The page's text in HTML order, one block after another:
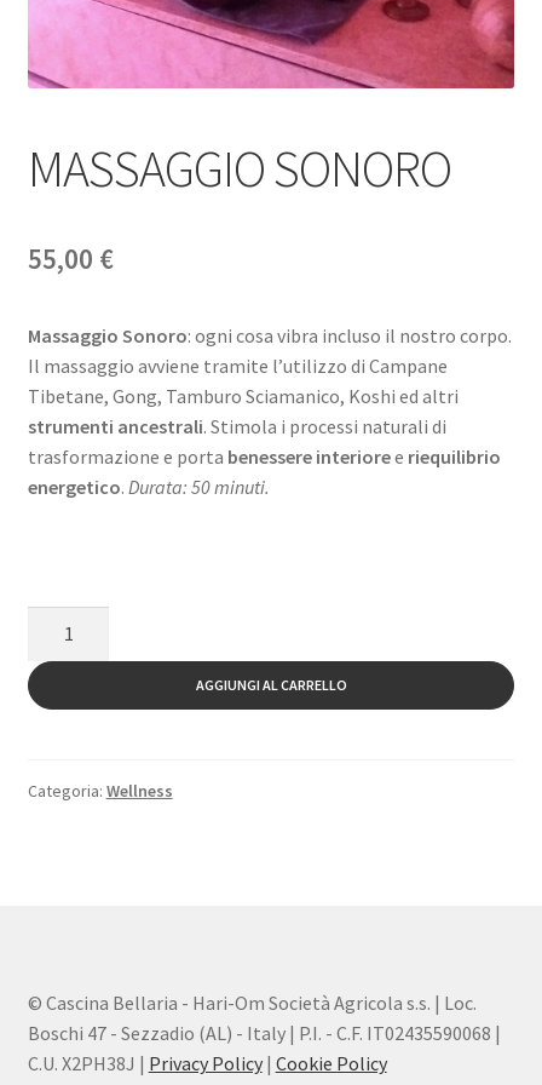
MASSAGGIO SONORO
55,00 €
Massaggio Sonoro: ogni cosa vibra incluso il nostro corpo.
Il massaggio avviene tramite l’utilizzo di Campane
Tibetane, Gong, Tamburo Sciamanico, Koshi ed altri
strumenti ancestrali. Stimola i processi naturali di
trasformazione e porta benessere interioree riequilibrio
energetico. Durata: 50 minuti.
quantità
AGGIUNGI AL CARRELLO
Categoria: Wellness
© Cascina Bellaria - Hari-Om Società Agricola s.s. | Loc.
Boschi 47 - Sezzadio (AL) - Italy | P.I. - C.F. IT02435590068 |
C.U. X2PH38J | Privacy Policy| Cookie Policy